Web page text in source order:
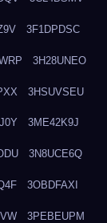
3F1DPDSC
3H28UNEO
3HSUVSEU
3ME42K9J
3N8UCE6Q
3OBDFAXI
3PEBEUPM